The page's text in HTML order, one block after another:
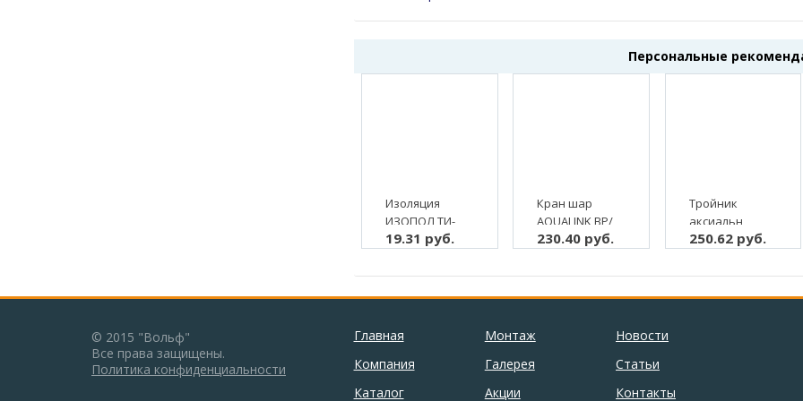
Персональные
Изоляция
ИЗОПОЛ ТИ-
42/ 9, 2 м, (2/80
19.31 руб.
Кран шар
AQUALINK ВР/
НР 3/4"
"американкой",
латунь (5/80)
230.40 руб.
Тройник
аксиальн
ALTSTREAM НР
(10/80)
250.62 руб.
© 2015 "Вольф"
Все права защищены.
Политика конфиденциальности
Главная
Компания
Каталог
Монтаж
Галерея
Акции
Новости
Статьи
Контакты